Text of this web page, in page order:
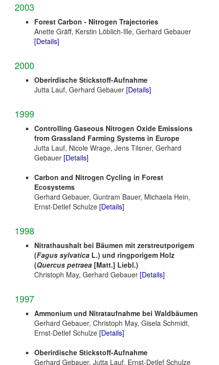
2003
Forest Carbon - Nitrogen Trajectories
Anette Gräff, Kerstin Löblich-Ille, Gerhard Gebauer
[Details]
2000
Oberirdische Stickstoff-Aufnahme
Jutta Lauf, Gerhard Gebauer [Details]
1999
Controlling Gaseous Nitrogen Oxide Emissions
from Grassland Farming Systems in Europe
Jutta Lauf, Nicole Wrage, Jens Tilsner, Gerhard
Gebauer [Details]
Carbon and Nitrogen Cycling in Forest
Ecosystems
Gerhard Gebauer, Guntram Bauer, Michaela Hein,
Ernst-Detlef Schulze [Details]
1998
Nitrathaushalt bei Bäumen mit zerstreutporigem
(Fagus sylvatica L.) und ringporigem Holz
(Quercus petraea [Matt.] Liebl.)
Christoph May, Gerhard Gebauer [Details]
1997
Ammonium und Nitrataufnahme bei Waldbäumen
Gerhard Gebauer, Christoph May, Gisela Schmidt,
Ernst-Detlef Schulze [Details]
Oberirdische Stickstoff-Aufnahme
Gerhard Gebauer, Jutta Lauf, Ernst-Detlef Schulze